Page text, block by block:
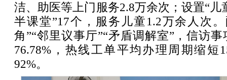
洁、助医等上门服务2.8万余次；设置“儿
半课堂”17个，服务儿童1.2万余人次
角”“邻里议事厅”“矛盾调解室”，信访
76.78%，热线工单平均办理周期缩短
92%。